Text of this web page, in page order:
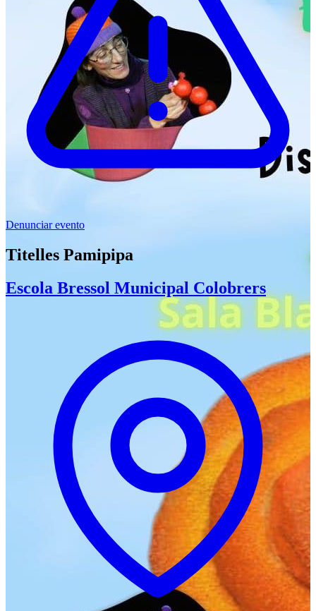
Denunciar evento
Titelles Pamipipa
Escola Bressol Municipal Colobrers